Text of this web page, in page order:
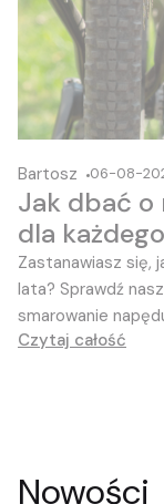
Bartosz 06-08-
Jak dbać
dla
Zastanawiasz się,
lata? Sprawdź
smarowanie
Czytaj całość
Nowości